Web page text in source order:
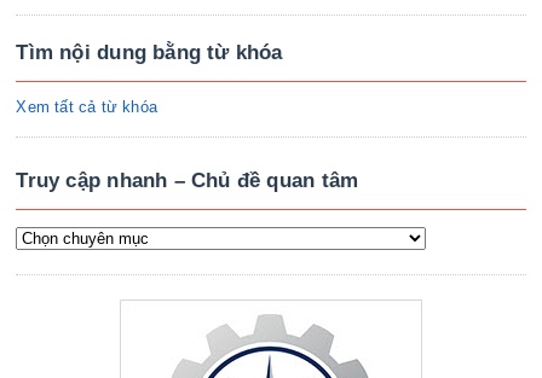
Tìm nội dung bằng từ khóa
Xem tất cả từ khóa
Truy cập nhanh – Chủ đề quan tâm